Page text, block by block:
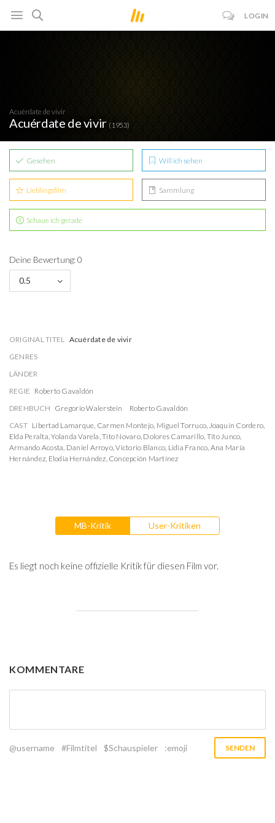
LOGIN
Acuérdate de vivir
Acuérdate de vivir (1953)
Gesehen Will ich sehen
Lieblingsfilm Sammlung
Schaue ich gerade
Deine Bewertung: 0
0.5
ORIGINAL TITEL Acuérdate de vivir
GENRES
LÄNDER
REGIE Roberto Gavaldón
DREHBUCH Gregorio Walerstein
Roberto Gavaldón
CAST Libertad Lamarque, Carmen Montejo, Miguel Torruco, Joaquín Cordero,
Elda Peralta,Yolanda Varela,Tito Novaro, Dolores Camarillo, Tito Junco,
Armando Acosta, Daniel Arroyo,Victorio Blanco, Lidia Franco, Ana María
Hernández, Elodia Hernández, Concepción Martínez
MB-Kritik User-Kritiken
Es liegt noch keine offizielle Kritik für diesen Film vor.
KOMMENTARE
@username #Filmtitel $Schauspieler :emoji